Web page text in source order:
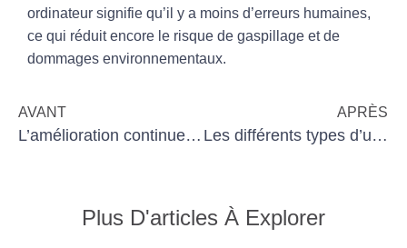
ordinateur signifie qu’il y a moins d’erreurs humaines,
ce qui réduit encore le risque de gaspillage et de
dommages environnementaux.
AVANT
L’amélioration continue n’est pas linéaire
APRÈS
Les différents types d’usinage et leurs avantages
Plus D'articles À Explorer